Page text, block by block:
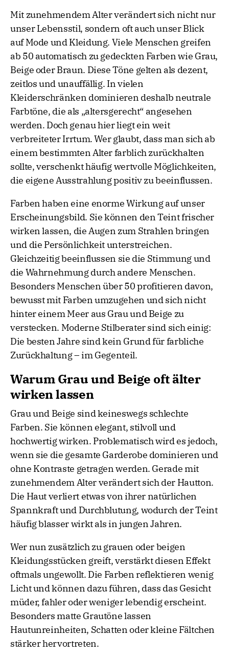
Mit zunehmendem Alter verändert sich nicht nur
unser Lebensstil, sondern oft auch unser Blick
auf Mode und Kleidung. Viele Menschen greifen
ab 50 automatisch zu gedeckten Farben wie Grau,
Beige oder Braun. Diese Töne gelten als dezent,
zeitlos und unauffällig. In vielen
Kleiderschränken dominieren deshalb neutrale
Farbtöne, die als „altersgerecht“ angesehen
werden. Doch genau hier liegt ein weit
verbreiteter Irrtum. Wer glaubt, dass man sich ab
einem bestimmten Alter farblich zurückhalten
sollte, verschenkt häufig wertvolle Möglichkeiten,
die eigene Ausstrahlung positiv zu beeinflussen.
Farben haben eine enorme Wirkung auf unser
Erscheinungsbild. Sie können den Teint frischer
wirken lassen, die Augen zum Strahlen bringen
und die Persönlichkeit unterstreichen.
Gleichzeitig beeinflussen sie die Stimmung und
die Wahrnehmung durch andere Menschen.
Besonders Menschen über 50 profitieren davon,
bewusst mit Farben umzugehen und sich nicht
hinter einem Meer aus Grau und Beige zu
verstecken. Moderne Stilberater sind sich einig:
Die besten Jahre sind kein Grund für farbliche
Zurückhaltung – im Gegenteil.
Warum Grau und Beige oft älter
wirken lassen
Grau und Beige sind keineswegs schlechte
Farben. Sie können elegant, stilvoll und
hochwertig wirken. Problematisch wird es jedoch,
wenn sie die gesamte Garderobe dominieren und
ohne Kontraste getragen werden. Gerade mit
zunehmendem Alter verändert sich der Hautton.
Die Haut verliert etwas von ihrer natürlichen
Spannkraft und Durchblutung, wodurch der Teint
häufig blasser wirkt als in jungen Jahren.
Wer nun zusätzlich zu grauen oder beigen
Kleidungsstücken greift, verstärkt diesen Effekt
oftmals ungewollt. Die Farben reflektieren wenig
Licht und können dazu führen, dass das Gesicht
müder, fahler oder weniger lebendig erscheint.
Besonders matte Grautöne lassen
Hautunreinheiten, Schatten oder kleine Fältchen
stärker hervortreten.